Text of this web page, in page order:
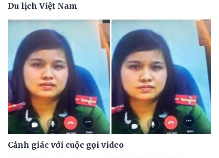
Du lịch Việt Nam
Cảnh giác với cuộc gọi video